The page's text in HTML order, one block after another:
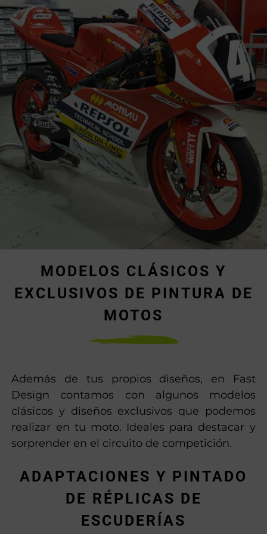
MODELOS CLÁSICOS Y
EXCLUSIVOS DE PINTURA DE
MOTOS
Además de tus propios diseños, en Fast
Design contamos con algunos modelos
clásicos y diseños exclusivos que podemos
realizar en tu moto. Ideales para destacar y
sorprender en el circuito de competición.
ADAPTACIONES Y PINTADO
DE RÉPLICAS DE
ESCUDERÍAS